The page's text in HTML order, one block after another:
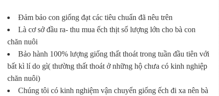
Đảm bảo con giống đạt các tiêu chuẩn đã nêu trên
Là cơ sở đầu ra- thu mua ếch thịt số lượng lớn cho bà con
chăn nuôi
Bảo hành 100% lượng giống thất thoát trong tuần đầu tiên với
bất kì lí do gì( thường thất thoát ở những hộ chưa có kinh nghiệp
chăn nuôi)
Chúng tôi có kinh nghiệm vận chuyển giống ếch đi xa nên bà